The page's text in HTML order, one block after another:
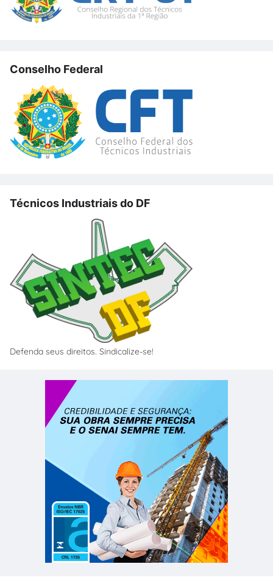
Conselho Federal
Técnicos Industriais do DF
Defenda seus direitos. Sindicalize-se!